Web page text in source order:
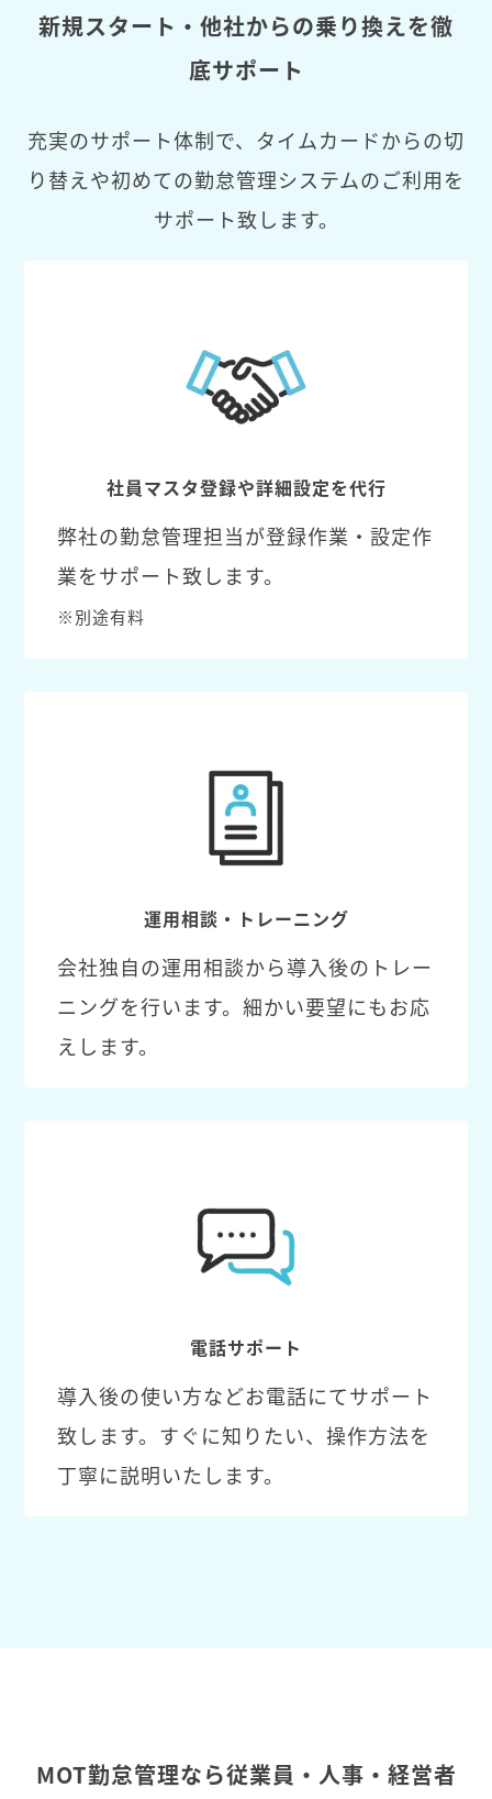
新規スタート・他社からの乗り換えを徹
底サポート
充実のサポート体制で、タイムカードからの切
り替えや初めての勤怠管理システムのご利用を
サポート致します。
社員マスタ登録や詳細設定を代行
弊社の勤怠管理担当が登録作業・設定作
業をサポート致します。
※別途有料
運用相談・トレーニング
会社独自の運用相談から導入後のトレー
ニングを行います。細かい要望にもお応
えします。
電話サポート
導入後の使い方などお電話にてサポート
致します。すぐに知りたい、操作方法を
丁寧に説明いたします。
MOT勤怠管理なら従業員・人事・経営者